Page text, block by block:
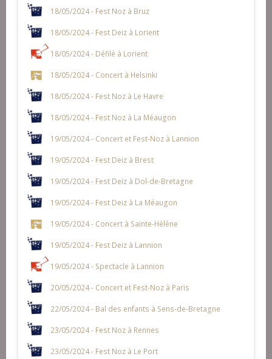
18/05/2024 - Fest Noz à Bruz
18/05/2024 - Fest Deiz à Lorient
18/05/2024 - Défilé à Lorient
18/05/2024 - Concert à Helsinki
18/05/2024 - Fest Noz à Le Havre
18/05/2024 - Fest Noz à La Méaugon
19/05/2024 - Concert et Fest-Noz à Lannion
19/05/2024 - Fest Deiz à Brest
19/05/2024 - Fest Deiz à Dol-de-Bretagne
19/05/2024 - Fest Deiz à La Méaugon
19/05/2024 - Concert à Sainte-Hélène
19/05/2024 - Fest Deiz à Lannion
19/05/2024 - Spectacle à Lannion
20/05/2024 - Concert et Fest-Noz à Paris
22/05/2024 - Bal des enfants à Sens-de-Bretagne
23/05/2024 - Fest Noz à Rennes
23/05/2024 - Fest Noz à Le Port